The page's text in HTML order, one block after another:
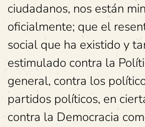
ciudadanos, nos están
oficialmente; que el
social que ha existido y
estimulado contra la
general, contra los
partidos políticos, en
contra la Democracia